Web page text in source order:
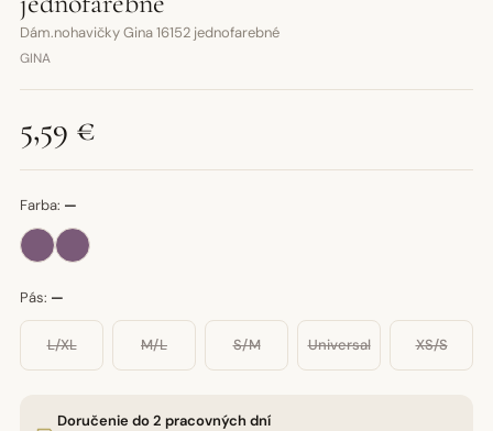
Dám.nohavičky Gina 16152 jednofarebné
GINA
5,59 €
Farba: —
Pás: —
L/XL M/L S/M Universal XS/S
Doručenie do 2 pracovných dní